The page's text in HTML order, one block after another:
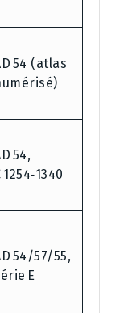
54 (atlas
54,
1254‑1340
54/57/55,
E